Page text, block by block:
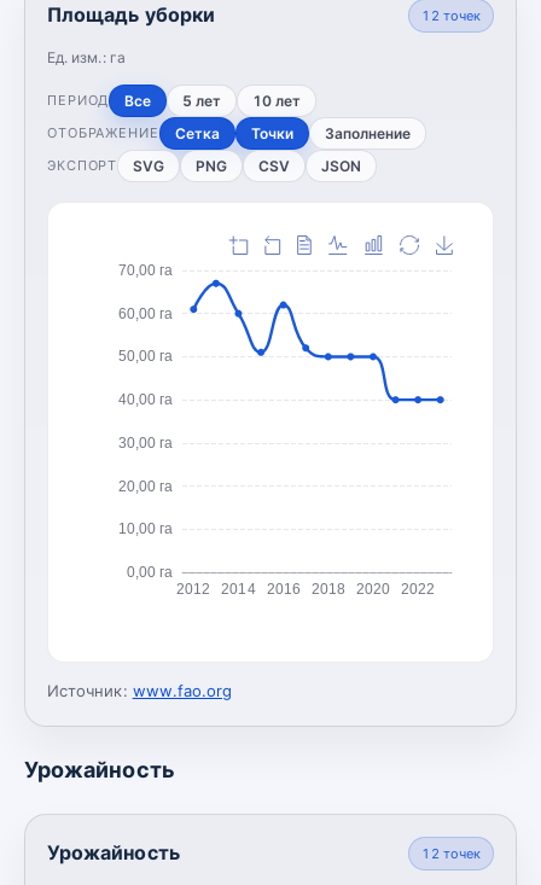
Площадь уборки
Ед. изм.: га
12 точек
ПЕРИОД Все 5 лет 10 лет
ОТОБРАЖЕНИЕ Сетка Точки Заполнение
ЭКСПОРТ SVG PNG CSV JSON
0,00 га
10,00 га
20,00 га
30,00 га
40,00 га
50,00 га
60,00 га
70,00 га
2012 2014 2016 2018 2020 2022
Источник: www.fao.org
Урожайность
Урожайность 12 точек